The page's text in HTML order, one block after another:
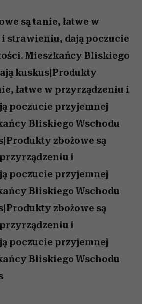
są tanie, łatwe w
strawieniu, dają poczucie
Mieszkańcy Bliskiego
kuskus|Produkty
łatwe w przyrządzeniu i
poczucie przyjemnej
Bliskiego Wschodu
zbożowe są
i
poczucie przyjemnej
Bliskiego Wschodu
zbożowe są
i
poczucie przyjemnej
Bliskiego Wschodu